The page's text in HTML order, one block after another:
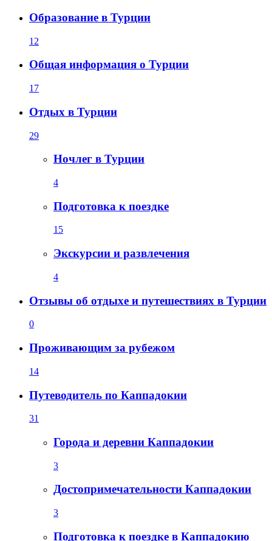
Образование в Турции
12
Общая информация о Турции
17
Отдых в Турции
29
Ночлег в Турции
4
Подготовка к поездке
15
Экскурсии и развлечения
4
Отзывы об отдыхе и путешествиях в Турции
0
Проживающим за рубежом
14
Путеводитель по Каппадокии
31
Города и деревни Каппадокии
3
Достопримечательности Каппадокии
3
Подготовка к поездке в Каппадокию